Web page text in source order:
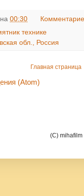
на 00:30
технике
обл., Россия
Главная страница
(Atom)
(C)